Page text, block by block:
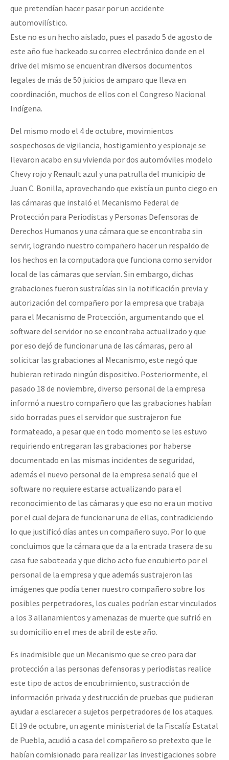
que pretendían hacer pasar por un accidente
automovilístico.
Este no es un hecho aislado, pues el pasado 5 de agosto de
este año fue hackeado su correo electrónico donde en el
drive del mismo se encuentran diversos documentos
legales de más de 50 juicios de amparo que lleva en
coordinación, muchos de ellos con el Congreso Nacional
Indígena.
Del mismo modo el 4 de octubre, movimientos
sospechosos de vigilancia, hostigamiento y espionaje se
llevaron acabo en su vivienda por dos automóviles modelo
Chevy rojo y Renault azul y una patrulla del municipio de
Juan C. Bonilla, aprovechando que existía un punto ciego en
las cámaras que instaló el Mecanismo Federal de
Protección para Periodistas y Personas Defensoras de
Derechos Humanos y una cámara que se encontraba sin
servir, logrando nuestro compañero hacer un respaldo de
los hechos en la computadora que funciona como servidor
local de las cámaras que servían. Sin embargo, dichas
grabaciones fueron sustraídas sin la notificación previa y
autorización del compañero por la empresa que trabaja
para el Mecanismo de Protección, argumentando que el
software del servidor no se encontraba actualizado y que
por eso dejó de funcionar una de las cámaras, pero al
solicitar las grabaciones al Mecanismo, este negó que
hubieran retirado ningún dispositivo. Posteriormente, el
pasado 18 de noviembre, diverso personal de la empresa
informó a nuestro compañero que las grabaciones habían
sido borradas pues el servidor que sustrajeron fue
formateado, a pesar que en todo momento se les estuvo
requiriendo entregaran las grabaciones por haberse
documentado en las mismas incidentes de seguridad,
además el nuevo personal de la empresa señaló que el
software no requiere estarse actualizando para el
reconocimiento de las cámaras y que eso no era un motivo
por el cual dejara de funcionar una de ellas, contradiciendo
lo que justificó días antes un compañero suyo. Por lo que
concluimos que la cámara que da a la entrada trasera de su
casa fue saboteada y que dicho acto fue encubierto por el
personal de la empresa y que además sustrajeron las
imágenes que podía tener nuestro compañero sobre los
posibles perpetradores, los cuales podrían estar vinculados
a los 3 allanamientos y amenazas de muerte que sufrió en
su domicilio en el mes de abril de este año.
Es inadmisible que un Mecanismo que se creo para dar
protección a las personas defensoras y periodistas realice
este tipo de actos de encubrimiento, sustracción de
información privada y destrucción de pruebas que pudieran
ayudar a esclarecer a sujetos perpetradores de los ataques.
El 19 de octubre, un agente ministerial de la Fiscalía Estatal
de Puebla, acudió a casa del compañero so pretexto que le
habían comisionado para realizar las investigaciones sobre